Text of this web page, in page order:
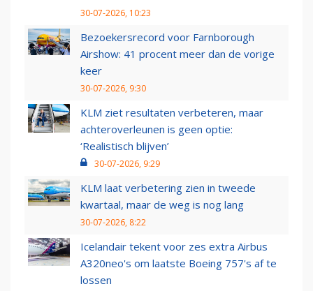
30-07-2026, 10:23
Bezoekersrecord voor Farnborough
Airshow: 41 procent meer dan de vorige
keer
30-07-2026, 9:30
KLM ziet resultaten verbeteren, maar
achteroverleunen is geen optie:
‘Realistisch blijven’
30-07-2026, 9:29
KLM laat verbetering zien in tweede
kwartaal, maar de weg is nog lang
30-07-2026, 8:22
Icelandair tekent voor zes extra Airbus
A320neo's om laatste Boeing 757's af te
lossen